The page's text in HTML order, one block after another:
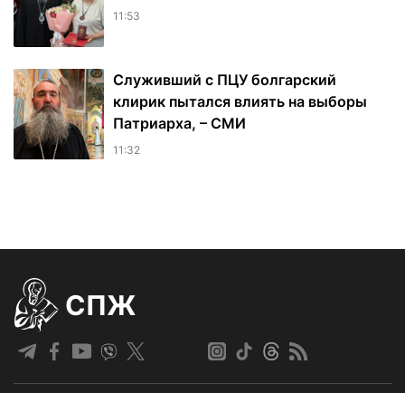
11:53
Служивший с ПЦУ болгарский
клирик пытался влиять на выборы
Патриарха, – СМИ
11:32
СПЖ